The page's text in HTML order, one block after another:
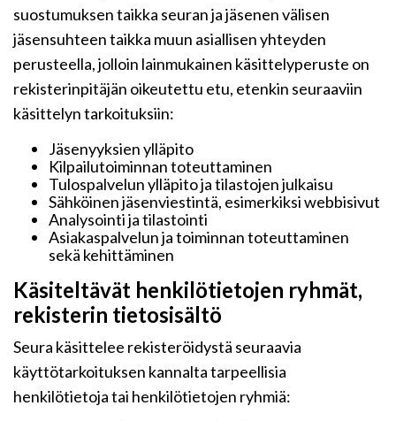
suostumuksen taikka seuran ja jäsenen välisen
jäsensuhteen taikka muun asiallisen yhteyden
perusteella, jolloin lainmukainen käsittelyperuste on
rekisterinpitäjän oikeutettu etu, etenkin seuraaviin
käsittelyn tarkoituksiin:
Jäsenyyksien ylläpito
Kilpailutoiminnan toteuttaminen
Tulospalvelun ylläpito ja tilastojen julkaisu
Sähköinen jäsenviestintä, esimerkiksi webbisivut
Analysointi ja tilastointi
Asiakaspalvelun ja toiminnan toteuttaminen
sekä kehittäminen
Käsiteltävät henkilötietojen ryhmät,
rekisterin tietosisältö
Seura käsittelee rekisteröidystä seuraavia
käyttötarkoituksen kannalta tarpeellisia
henkilötietoja tai henkilötietojen ryhmiä: